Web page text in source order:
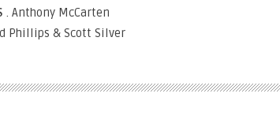
. Anthony McCarten
Phillips & Scott Silver